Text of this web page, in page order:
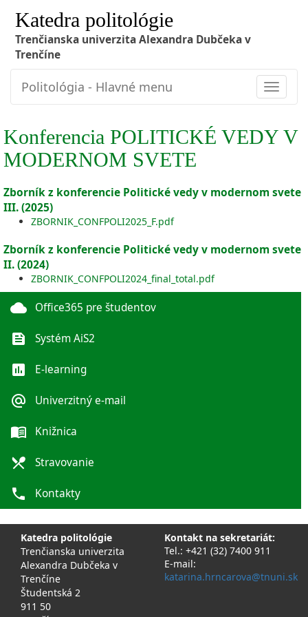
Katedra politológie
Trenčianska univerzita Alexandra Dubčeka v
Trenčíne
Toggle
Politológia - Hlavné menu
Konferencia POLITICKÉ VEDY V
MODERNOM SVETE
Zborník z konferencie Politické vedy v modernom svete
III. (2025)
ZBORNIK_CONFPOLI2025_F.pdf
Zborník z konferencie Politické vedy v modernom svete
II. (2024)
ZBORNIK_CONFPOLI2024_final_total.pdf
cloud Office365 pre študentov
feed Systém AiS2
poll E-learning
alternate_email Univerzitný e-mail
menu_book Knižnica
local_dining Stravovanie
phone Kontakty
Katedra politológie
Trenčianska univerzita
Alexandra Dubčeka v
Trenčíne
Študentská 2
911 50
Kontakt na sekretariát:
Tel.: +421 (32) 7400 911
E-mail:
katarina.hrncarova@tnuni.sk